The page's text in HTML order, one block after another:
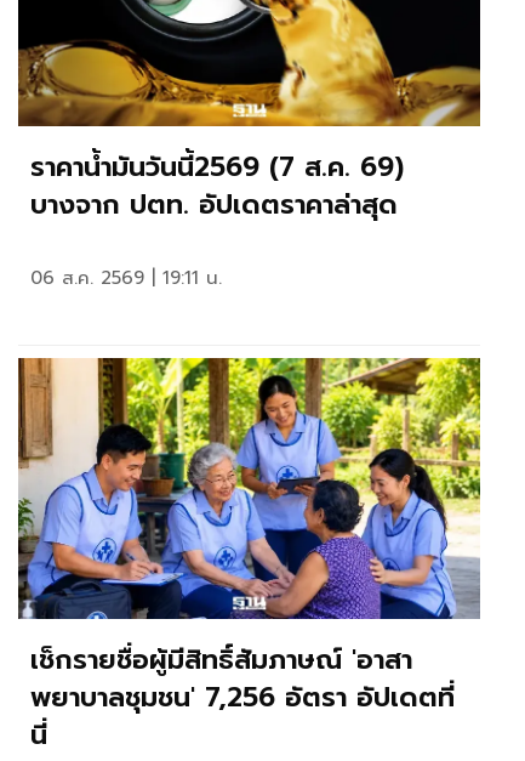
ราคาน้ำมันวันนี้2569 (7 ส.ค. 69)
บางจาก ปตท. อัปเดตราคาล่าสุด
06 ส.ค. 2569 | 19:11 น.
เช็กรายชื่อผู้มีสิทธิ์สัมภาษณ์ 'อาสา
พยาบาลชุมชน' 7,256 อัตรา อัปเดตที่
นี่